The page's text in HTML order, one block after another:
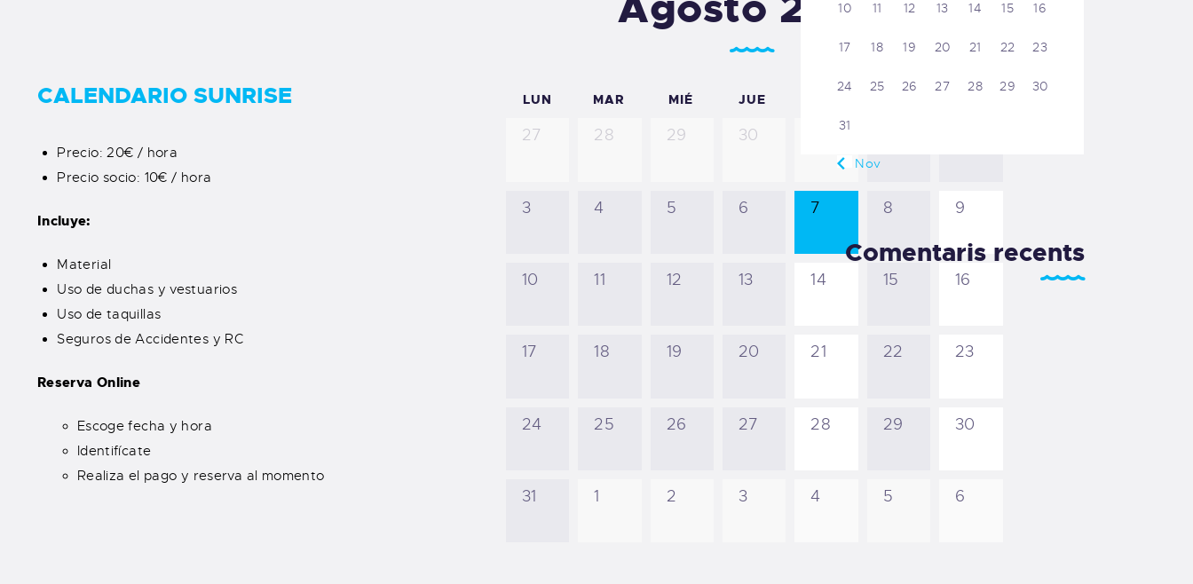
CALENDARIO SUNRISE
Precio: 20€ / hora
Precio socio: 10€ / hora
Incluye:
Material
Uso de duchas y vestuarios
Uso de taquillas
Seguros de Accidentes y RC
Reserva Online
Escoge fecha y hora
Identifícate
Realiza el pago y reserva al momento
LUN MAR MIÉ JUE
27 28 29 30
3 4 5 6 7 8 9
10 11 12 13 14 15 16
17 18 19 20 21 22 23
24 25 26 27 28 29 30
31 1 2 3 4 5 6
10 11 12 13 14 15 16
17 18 19 20 21 22 23
24 25 26 27 28 29 30
31
« Nov
Comentaris recents